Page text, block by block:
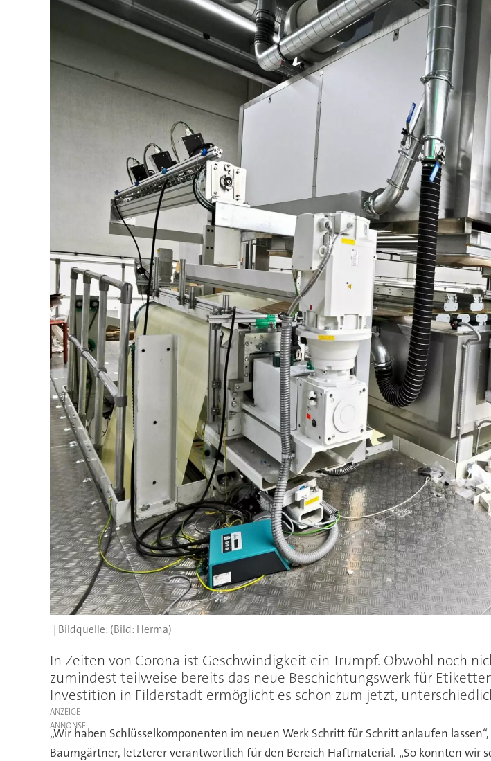
(Bild: Herma)
In Zeiten von Corona ist Geschwindigkeit ein Trumpf. Obwohl noch
zumindest teilweise bereits das neue Beschichtungswerk für
Investition in Filderstadt ermöglicht es schon zum jetzt,
ANZEIGE
„Wir haben Schlüsselkomponenten im neuen Werk Schritt für Schritt anlaufen
Baumgärtner, letzterer verantwortlich für den Bereich Haftmaterial. „So konnten wir